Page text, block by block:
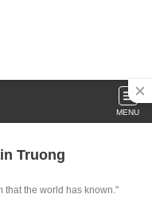
MENU
Truong
that the world has known."